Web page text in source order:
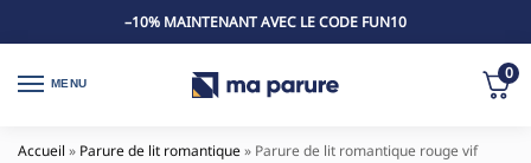
–10% MAINTENANT AVEC LE CODE FUN10
MENU
0
Accueil » Parure de lit romantique» Parure de lit romantique rouge vif